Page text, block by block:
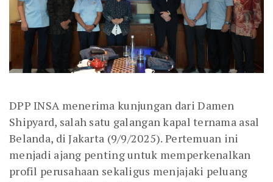
DPP INSA menerima kunjungan dari Damen
Shipyard, salah satu galangan kapal ternama asal
Belanda, di Jakarta (9/9/2025). Pertemuan ini
menjadi ajang penting untuk memperkenalkan
profil perusahaan sekaligus menjajaki peluang